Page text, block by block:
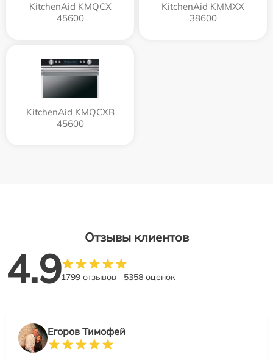
KitchenAid KMQCX
45600
KitchenAid KMMXX
38600
KitchenAid KMQCXB
45600
Отзывы клиентов
4.91799 отзывов 5358 оценок
Егоров Тимофей